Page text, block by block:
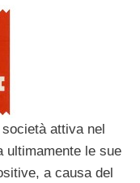
attiva nel
ultimamente le sue
a causa del